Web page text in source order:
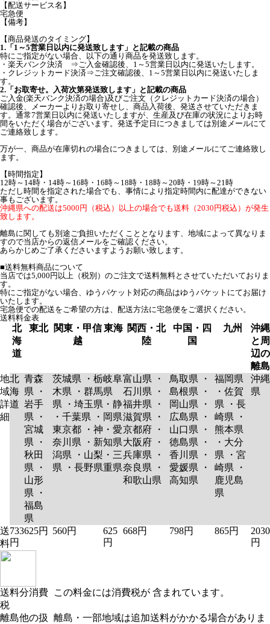
【配送サービス名】
宅急便
【備考】
【商品発送のタイミング】
1.「1～5営業日以内に発送致します」と記載の商品
特にご指定がない場合、以下の通り商品を発送致します。
・楽天バンク決済 ⇒ご入金確認後、1～5営業日以内に発送いたします。
・クレジットカード決済⇒ご注文確認後、1～5営業日以内に発送いたしま
す。
2.「お取寄せ。入荷次第発送致します」と記載の商品
ご入金(楽天バンク決済の場合)及びご注文（クレジットカード決済の場合）
確認後、メーカーよりお取り寄せし、商品入荷後、発送させていただきま
す。通常7営業日以内に発送いたしますが、生産及び在庫の状況によりお時
間をいただく場合がございます。発送予定日につきましては別途メールにて
ご連絡致します。
万が一、商品が在庫切れの場合につきましては、別途メールにてご連絡致し
ます。
【時間指定】
12時～14時・14時～16時・16時～18時・18時～20時・19時～21時
ただし時間を指定された場合でも、事情により指定時間内に配達ができない
事もございます。
沖縄県への配送は5000円（税込）以上の場合でも送料（2030円税込）が発生
致します。
離島に関しても別途ご負担いただくこととなります、地域によって異なりま
すので当店からの返信メールをご確認ください。
あらかじめご了承くださいますようお願い致します。
■送料無料商品について
当店では5,000円以上（税別）のご注文で送料無料とさせていただいておりま
す。
特にご指定がない場合、ゆうパケット対応の商品はゆうパケットにてお届け
いたします。
宅急便での配送をご希望の方は、配送方法に宅急便をご選択ください。
送料料金表
北
海
道
東北
関東・甲信
越
東海 関西・北
陸
中国・四
国
九州
沖縄
と周
辺の
離島
地
域
詳
細
北
海
道
青森
県 ・
岩手
県 ・
宮城
県 ・
秋田
県 ・
山形
県 ・
福島
県
茨城県 ・栃
木県 ・群馬
県 ・埼玉県
・千葉県 ・
東京都 ・神
奈川県 ・新
潟県 ・山梨
県 ・長野県
岐阜
県
・静
岡県
・愛
知県
・三
重県
富山県 ・
石川県 ・
福井県 ・
滋賀県 ・
京都府 ・
大阪府 ・
兵庫県 ・
奈良県 ・
和歌山県
鳥取県 ・
島根県 ・
岡山県 ・
広島県 ・
山口県 ・
徳島県 ・
香川県 ・
愛媛県 ・
高知県
福岡県
・佐賀
県 ・長
崎県 ・
熊本県
・大分
県 ・宮
崎県 ・
鹿児島
県
沖縄
県
送
料
733
円
625円 560円
625
円
668円 798円 865円
2030
円
送料分消費
税
この料金には消費税が 含まれています。
離島他の扱
離島・一部地域は追加送料がかかる場合がありま